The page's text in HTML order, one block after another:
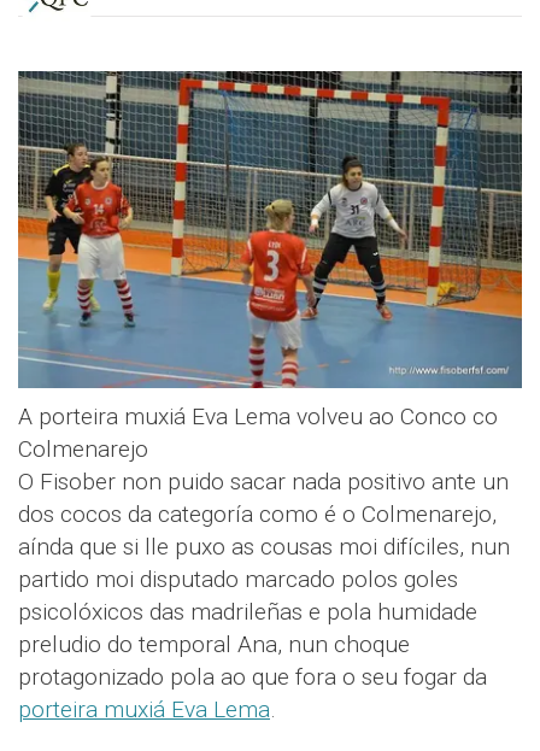
A porteira muxiá Eva Lema volveu ao Conco co
Colmenarejo
O Fisober non puido sacar nada positivo ante un
dos cocos da categoría como é o Colmenarejo,
aínda que si lle puxo as cousas moi difíciles, nun
partido moi disputado marcado polos goles
psicolóxicos das madrileñas e pola humidade
preludio do temporal Ana, nun choque
protagonizado pola ao que fora o seu fogar da
porteira muxiá Eva Lema.